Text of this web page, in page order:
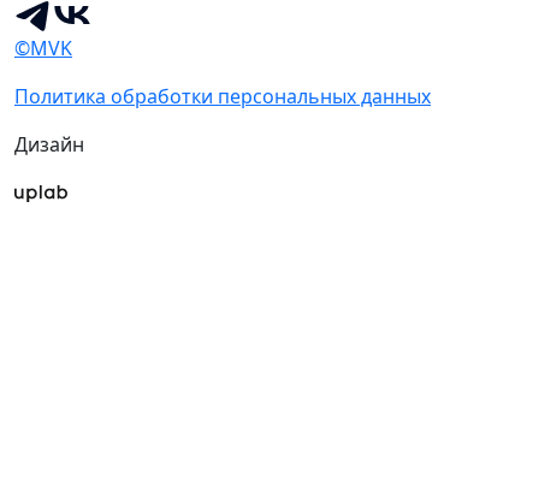
©MVK
Политика обработки персональных данных
Дизайн